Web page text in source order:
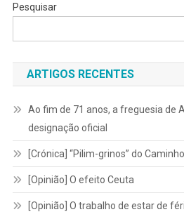
Pesquisar
ARTIGOS RECENTES
Ao fim de 71 anos, a freguesia de
designação oficial
[Crónica] “Pilim-grinos” do
[Opinião] O efeito Ceuta
[Opinião] O trabalho de estar de